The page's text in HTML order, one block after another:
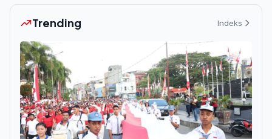
Trending Indeks